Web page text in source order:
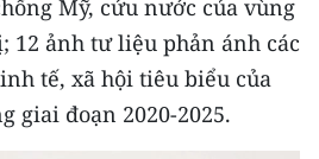
Mỹ, cứu nước của vùng
12 ảnh tư liệu phản ánh các
tế, xã hội tiêu biểu của
giai đoạn 2020-2025.